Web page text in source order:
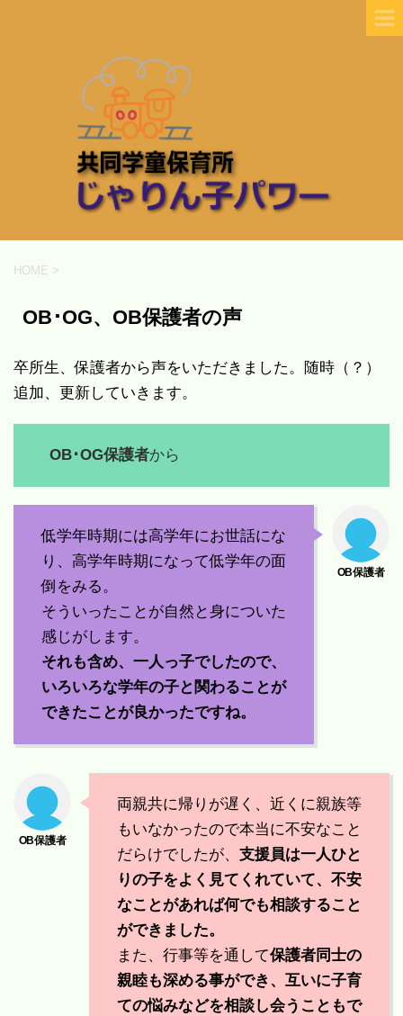
HOME >
OB･OG、OB保護者の声
卒所生、保護者から声をいただきました。随時（？）
追加、更新していきます。
OB･OG保護者から
低学年時期には高学年にお世話にな
り、高学年時期になって低学年の面
倒をみる。
そういったことが自然と身についた
感じがします。
それも含め、一人っ子でしたので、
いろいろな学年の子と関わることが
できたことが良かったですね。
両親共に帰りが遅く、近くに親族等
もいなかったので本当に不安なこと
だらけでしたが、 支援員は一人ひと
りの子をよく見てくれていて、不安
なことがあれば何でも相談すること
ができました。
また、行事等を通して保護者同士の
親睦も深める事ができ、互いに子育
ての悩みなどを相談し会うこともで